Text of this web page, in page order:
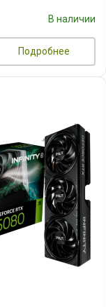
В наличии
Подробнее